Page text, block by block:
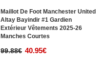
Maillot De Foot Manchester United
Altay Bayindir #1 Gardien
Extérieur Vêtements 2025-26
Manches Courtes
99.88€ 40.95€